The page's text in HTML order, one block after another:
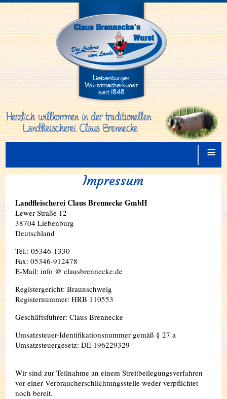
≡
Impressum
Landfleischerei Claus Brennecke GmbH
Lewer Straße 12
38704 Liebenburg
Deutschland
Tel.: 05346-1330
Fax: 05346-912478
E-Mail: info @ clausbrennecke.de
Registergericht: Braunschweig
Registernummer: HRB 110553
Geschäftsführer: Claus Brennecke
Umsatzsteuer-Identifikationsnummer gemäß § 27 a
Umsatzsteuergesetz: DE 196229329
Wir sind zur Teilnahme an einem Streitbeilegungsverfahren
vor einer Verbraucherschlichtungsstelle weder verpflichtet
noch bereit.